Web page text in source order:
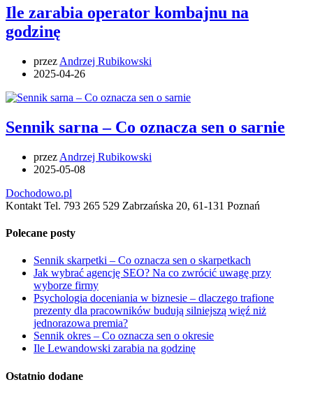
Ile zarabia operator kombajnu na
godzinę
przez Andrzej Rubikowski
2025-04-26
Sennik sarna – Co oznacza sen o sarnie
przez Andrzej Rubikowski
2025-05-08
Dochodowo.pl
Kontakt Tel. 793 265 529 Zabrzańska 20, 61-131 Poznań
Polecane posty
Sennik skarpetki – Co oznacza sen o skarpetkach
Jak wybrać agencję SEO? Na co zwrócić uwagę przy
wyborze firmy
Psychologia doceniania w biznesie – dlaczego trafione
prezenty dla pracowników budują silniejszą więź niż
jednorazowa premia?
Sennik okres – Co oznacza sen o okresie
Ile Lewandowski zarabia na godzinę
Ostatnio dodane